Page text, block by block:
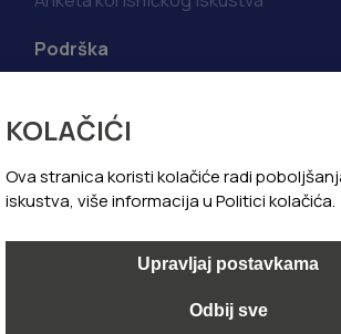
KOLAČIĆI
Ova stranica koristi kolačiće radi
iskustva, više informacija u Politici kolačića.
Upravljaj postavkama
Odbij sve
Podrška
Kako do informacija
Najčešća pitanja i odgovori
Politika privatnosti
Politika kolačića